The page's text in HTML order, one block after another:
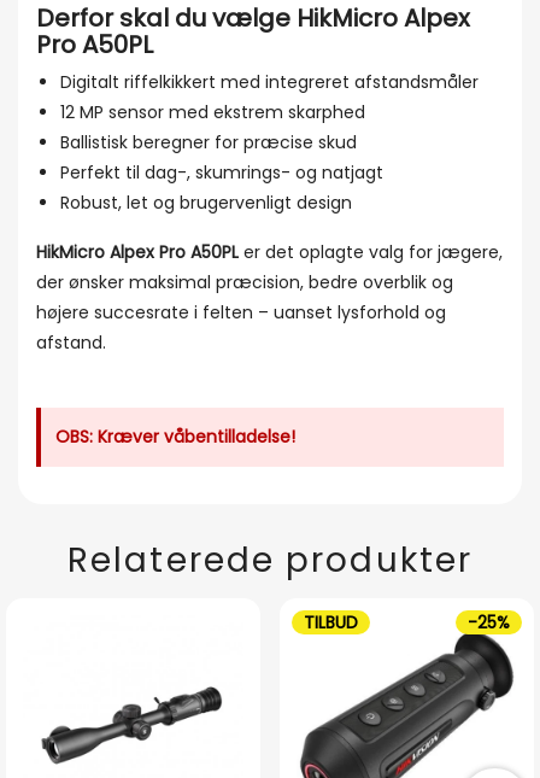
Derfor skal du vælge HikMicro Alpex
Pro A50PL
Digitalt riffelkikkert med integreret afstandsmåler
12 MP sensor med ekstrem skarphed
Ballistisk beregner for præcise skud
Perfekt til dag-, skumrings- og natjagt
Robust, let og brugervenligt design
HikMicro Alpex Pro A50PL er det oplagte valg for jægere,
der ønsker maksimal præcision, bedre overblik og
højere succesrate i felten – uanset lysforhold og
afstand.
OBS: Kræver våbentilladelse!
Relaterede produkter
TILBUD -25%